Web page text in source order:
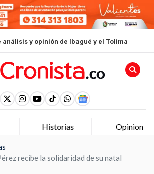
análisis y opinión de Ibagué y el Tolima
Historias Opinion
recibe la solidaridad de su natal